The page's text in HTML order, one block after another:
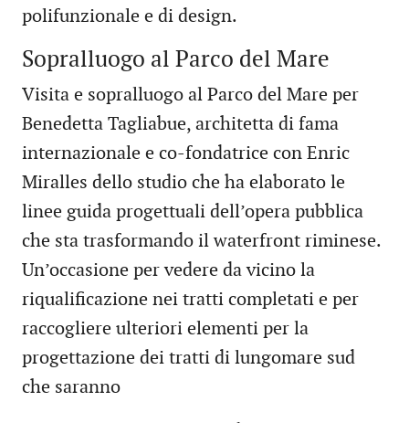
polifunzionale e di design.
Sopralluogo al Parco del Mare
Visita e sopralluogo al Parco del Mare per
Benedetta Tagliabue, architetta di fama
internazionale e co-fondatrice con Enric
Miralles dello studio che ha elaborato le
linee guida progettuali dell’opera pubblica
che sta trasformando il waterfront riminese.
Un’occasione per vedere da vicino la
riqualificazione nei tratti completati e per
raccogliere ulteriori elementi per la
progettazione dei tratti di lungomare sud
che saranno